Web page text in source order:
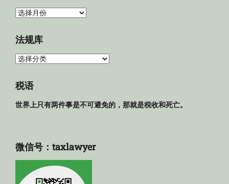
归
法规库
法
库
税语
世界上只有两件事是不可避免的，那就是税收和死亡。
微信号：taxlawyer